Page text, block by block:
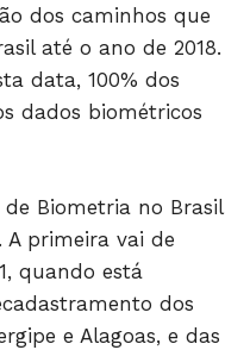
dos caminhos que
até o ano de 2018.
data, 100% dos
dados biométricos
Biometria no Brasil
A primeira vai de
quando está
dos
e Alagoas, e das